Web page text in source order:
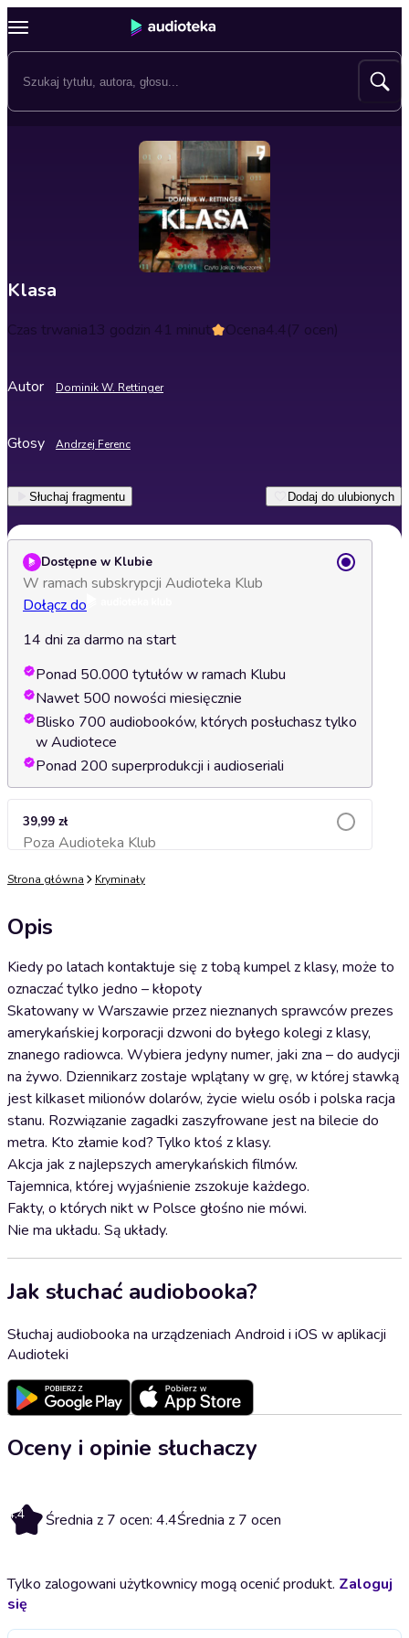
Klasa
Czas trwania13 godzin 41 minut Ocena4.4(7 ocen)
Autor Dominik W. Rettinger
Głosy Andrzej Ferenc
Słuchaj fragmentu Dodaj do ulubionych
Dostępne w Klubie
W ramach subskrypcji Audioteka Klub
Dołącz do
14 dni za darmo na start
Ponad 50.000 tytułów w ramach Klubu
Nawet 500 nowości miesięcznie
Blisko 700 audiobooków, których posłuchasz tylko
w Audiotece
Ponad 200 superprodukcji i audioseriali
39,99 zł
Poza Audioteka KlubDodaj do koszyka
Strona główna Kryminały
Opis
Kiedy po latach kontaktuje się z tobą kumpel z klasy, może to
oznaczać tylko jedno – kłopoty
Skatowany w Warszawie przez nieznanych sprawców prezes
amerykańskiej korporacji dzwoni do byłego kolegi z klasy,
znanego radiowca. Wybiera jedyny numer, jaki zna – do audycji
na żywo. Dziennikarz zostaje wplątany w grę, w której stawką
jest kilkaset milionów dolarów, życie wielu osób i polska racja
stanu. Rozwiązanie zagadki zaszyfrowane jest na bilecie do
metra. Kto złamie kod? Tylko ktoś z klasy.
Akcja jak z najlepszych amerykańskich filmów.
Tajemnica, której wyjaśnienie zszokuje każdego.
Fakty, o których nikt w Polsce głośno nie mówi.
Nie ma układu. Są układy.
Jak słuchać audiobooka?
Słuchaj audiobooka na urządzeniach Android i iOS w aplikacji
Audioteki
Oceny i opinie słuchaczy
4.4 Średnia z 7 ocen: 4.4Średnia z 7 ocen
Tylko zalogowani użytkownicy mogą ocenić produkt. Zaloguj
się